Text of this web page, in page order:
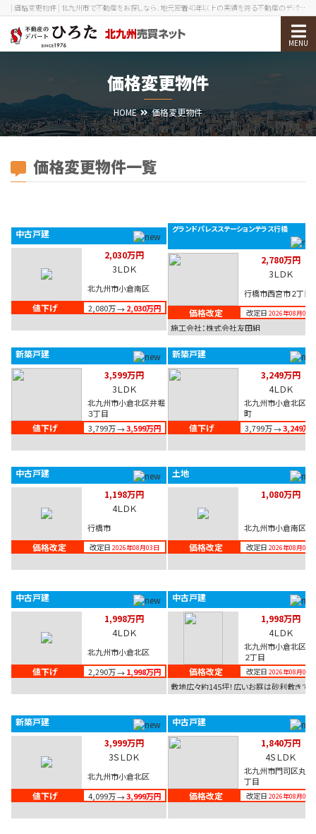
| 価格変更物件 | 北九州市で不動産をお探しなら、地元密着40年以上の実績を誇る不動産のデパートひろたへ！
物件検索
売却をお考えの方
北九州エリアガイド
会員ログイン 新規会員登録
メニューを閉じる
価格変更物件
HOME 価格変更物件
価格変更物件一覧
中古戸建
2,030万円
3ＬＤＫ
北九州市小倉南区
値下げ 2,080万→ 2,030万円
グランドパレスステーションテラス行橋
2,780万円
3ＬＤＫ
行橋市西宮市２丁目
価格改定 改定日 2026年08月04日
施工会社：株式会社友田組
新築戸建
3,599万円
3ＬＤＫ
北九州市小倉北区井堀
３丁目
値下げ 3,799万→3,599万円
新築戸建
3,249万円
4ＬＤＫ
北九州市小倉北区大
町
値下げ 3,799万→3,249万
中古戸建
1,198万円
4ＬＤＫ
行橋市
価格改定 改定日 2026年08月03日
土地
1,080万円
北九州市小倉南区
価格改定 改定日 2026年08月03日
中古戸建
1,998万円
4ＬＤＫ
北九州市小倉北区
値下げ 2,290万→ 1,998万円
中古戸建
1,998万円
4ＬＤＫ
北九州市小倉北区黒
２丁目
価格改定 改定日 2026年08月01日
敷地広々約145坪！広いお庭は砂利敷きでお
手入れしやすいですよ。ド…
新築戸建
3,999万円
3ＳＬＤＫ
北九州市小倉北区
値下げ 4,099万→3,999万円
中古戸建
1,840万円
4ＳＬＤＫ
北九州市門司区丸山
丁目
価格改定 改定日 2026年08月02日